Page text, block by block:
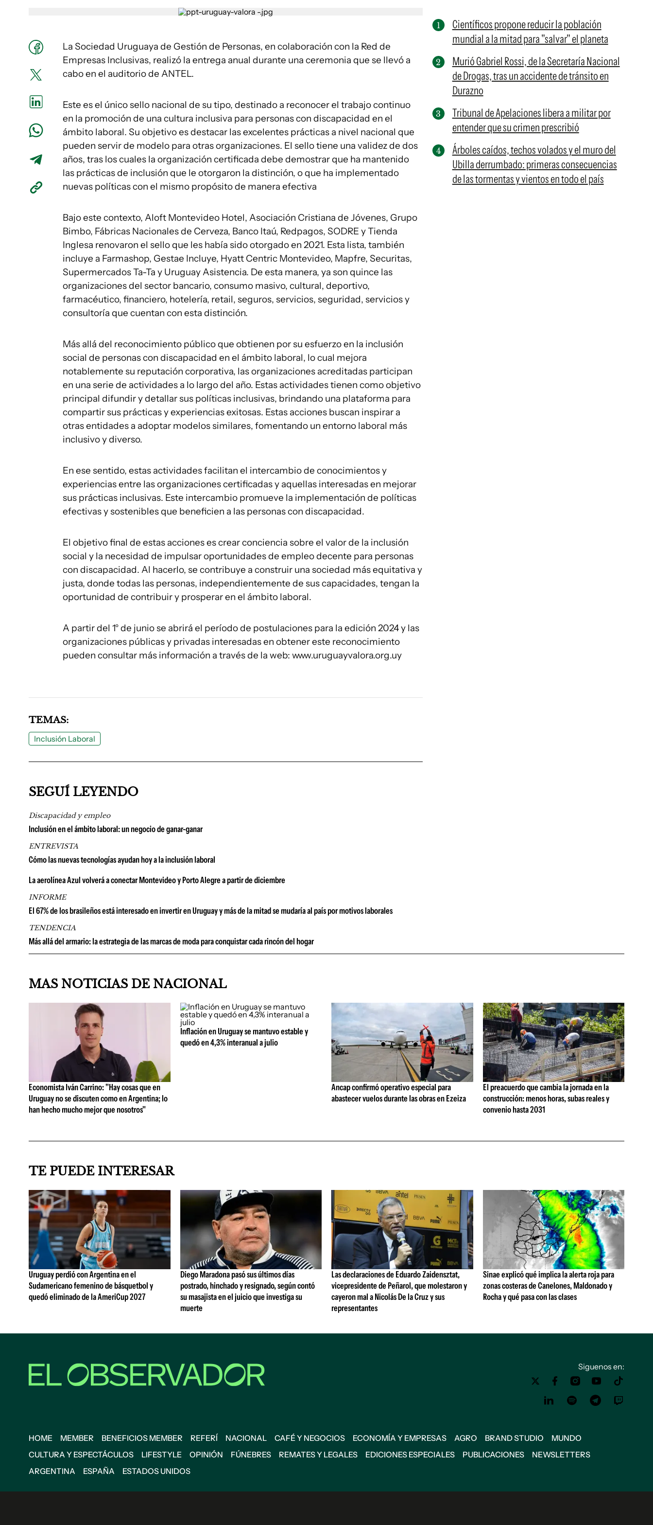
La Sociedad Uruguaya de Gestión de Personas, en colaboración con la Red de
Empresas Inclusivas, realizó la entrega anual durante una ceremonia que se llevó a
cabo en el auditorio de ANTEL.
Este es el único sello nacional de su tipo, destinado a reconocer el trabajo continuo
en la promoción de una cultura inclusiva para personas con discapacidad en el
ámbito laboral. Su objetivo es destacar las excelentes prácticas a nivel nacional que
pueden servir de modelo para otras organizaciones. El sello tiene una validez de dos
años, tras los cuales la organización certificada debe demostrar que ha mantenido
las prácticas de inclusión que le otorgaron la distinción, o que ha implementado
nuevas políticas con el mismo propósito de manera efectiva
Bajo este contexto, Aloft Montevideo Hotel, Asociación Cristiana de Jóvenes, Grupo
Bimbo, Fábricas Nacionales de Cerveza, Banco Itaú, Redpagos, SODRE y Tienda
Inglesa renovaron el sello que les había sido otorgado en 2021. Esta lista, también
incluye a Farmashop, Gestae Incluye, Hyatt Centric Montevideo, Mapfre, Securitas,
Supermercados Ta-Ta y Uruguay Asistencia. De esta manera, ya son quince las
organizaciones del sector bancario, consumo masivo, cultural, deportivo,
farmacéutico, financiero, hotelería, retail, seguros, servicios, seguridad, servicios y
consultoría que cuentan con esta distinción.
Más allá del reconocimiento público que obtienen por su esfuerzo en la inclusión
social de personas con discapacidad en el ámbito laboral, lo cual mejora
notablemente su reputación corporativa, las organizaciones acreditadas participan
en una serie de actividades a lo largo del año. Estas actividades tienen como objetivo
principal difundir y detallar sus políticas inclusivas, brindando una plataforma para
compartir sus prácticas y experiencias exitosas. Estas acciones buscan inspirar a
otras entidades a adoptar modelos similares, fomentando un entorno laboral más
inclusivo y diverso.
En ese sentido, estas actividades facilitan el intercambio de conocimientos y
experiencias entre las organizaciones certificadas y aquellas interesadas en mejorar
sus prácticas inclusivas. Este intercambio promueve la implementación de políticas
efectivas y sostenibles que beneficien a las personas con discapacidad.
El objetivo final de estas acciones es crear conciencia sobre el valor de la inclusión
social y la necesidad de impulsar oportunidades de empleo decente para personas
con discapacidad. Al hacerlo, se contribuye a construir una sociedad más equitativa y
justa, donde todas las personas, independientemente de sus capacidades, tengan la
oportunidad de contribuir y prosperar en el ámbito laboral.
A partir del 1° de junio se abrirá el período de postulaciones para la edición 2024 y las
organizaciones públicas y privadas interesadas en obtener este reconocimiento
pueden consultar más información a través de la web: www.uruguayvalora.org.uy
Científicos propone reducir la población
mundial a la mitad para "salvar" el planeta
Murió Gabriel Rossi, de la Secretaría Nacional
de Drogas, tras un accidente de tránsito en
Durazno
Tribunal de Apelaciones libera a militar por
entender que su crimen prescribió
Árboles caídos, techos volados y el muro del
Ubilla derrumbado: primeras consecuencias
de las tormentas y vientos en todo el país
TEMAS:
Inclusión Laboral
SEGUÍ LEYENDO
Discapacidad y empleo
Inclusión en el ámbito laboral: un negocio de ganar-ganar
ENTREVISTA
Cómo las nuevas tecnologías ayudan hoy a la inclusión laboral
La aerolínea Azul volverá a conectar Montevideo y Porto Alegre a partir de diciembre
INFORME
El 67% de los brasileños está interesado en invertir en Uruguay y más de la mitad se mudaría al país por motivos laborales
TENDENCIA
Más allá del armario: la estrategia de las marcas de moda para conquistar cada rincón del hogar
MAS NOTICIAS DE NACIONAL
Economista Iván Carrino: "Hay cosas que en
Uruguay no se discuten como en Argentina; lo
han hecho mucho mejor que nosotros"
Inflación en Uruguay se mantuvo estable y
quedó en 4,3% interanual a julio
Ancap confirmó operativo especial para
abastecer vuelos durante las obras en Ezeiza
El preacuerdo que cambia la jornada en la
construcción: menos horas, subas reales y
convenio hasta 2031
TE PUEDE INTERESAR
Uruguay perdió con Argentina en el
Sudamericano femenino de básquetbol y
quedó eliminado de la AmeriCup 2027
Diego Maradona pasó sus últimos días
postrado, hinchado y resignado, según contó
su masajista en el juicio que investiga su
muerte
Las declaraciones de Eduardo Zaidensztat,
vicepresidente de Peñarol, que molestaron y
cayeron mal a Nicolás De la Cruz y sus
representantes
Sinae explicó qué implica la alerta roja para
zonas costeras de Canelones, Maldonado y
Rocha y qué pasa con las clases
Siguenos en:
HOME MEMBER BENEFICIOS MEMBER REFERÍ NACIONAL CAFÉ Y NEGOCIOS ECONOMÍA Y EMPRESAS AGRO BRAND STUDIO
MUNDO
CULTURA Y ESPECTÁCULOS
LIFESTYLE OPINIÓN FÚNEBRES REMATES Y LEGALES EDICIONES ESPECIALES PUBLICACIONES
NEWSLETTERS
ARGENTINA
ESPAÑA ESTADOS UNIDOS